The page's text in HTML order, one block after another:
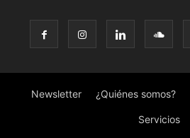
Newsletter ¿Quiénes somos?
Servicios